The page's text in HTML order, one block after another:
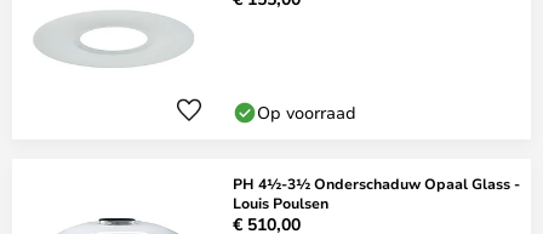
Op voorraad
PH 4½-3½ Onderschaduw Opaal Glass -
Louis Poulsen
€ 510,00